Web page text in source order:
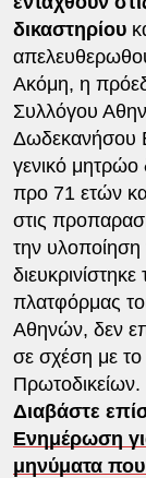
δικαστηρίου
Ακόμη, η
Συλλόγου
Δωδεκανήσου
γενικό μητρώο
προ 71 ετών
στις
την
πλατφόρμας
Αθηνών, δεν
σε σχέση με
Πρωτοδικείων.
Διαβάστε
Ενημέρωση
μηνύματα